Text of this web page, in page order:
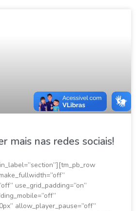
mais nas redes sociais!
use_grid_padding=”on”
allow_player_pause=”off”